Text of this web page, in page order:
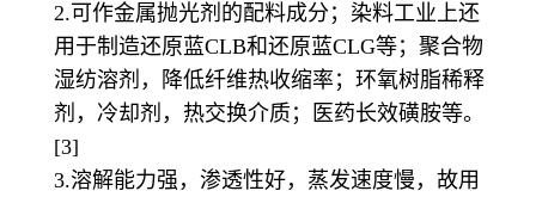
2.可作金属抛光剂的配料成分；染料工业上还
用于制造还原蓝CLB和还原蓝CLG等；聚合物
湿纺溶剂，降低纤维热收缩率；环氧树脂稀释
剂，冷却剂，热交换介质；医药长效磺胺等。
[3]
3.溶解能力强，渗透性好，蒸发速度慢，故用